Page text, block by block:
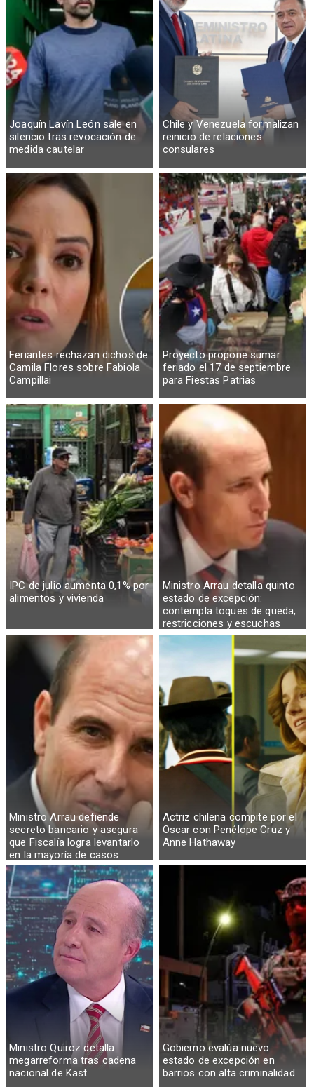
Joaquín Lavín León sale en
silencio tras revocación de
medida cautelar
Chile y Venezuela formalizan
reinicio de relaciones
consulares
Feriantes rechazan dichos de
Camila Flores sobre Fabiola
Campillai
Proyecto propone sumar
feriado el 17 de septiembre
para Fiestas Patrias
IPC de julio aumenta 0,1% por
alimentos y vivienda
Ministro Arrau detalla quinto
estado de excepción:
contempla toques de queda,
restricciones y escuchas
telefónicas en zonas críticas
Ministro Arrau defiende
secreto bancario y asegura
que Fiscalía logra levantarlo
en la mayoría de casos
Actriz chilena compite por el
Oscar con Penélope Cruz y
Anne Hathaway
Ministro Quiroz detalla
megarreforma tras cadena
nacional de Kast
Gobierno evalúa nuevo
estado de excepción en
barrios con alta criminalidad